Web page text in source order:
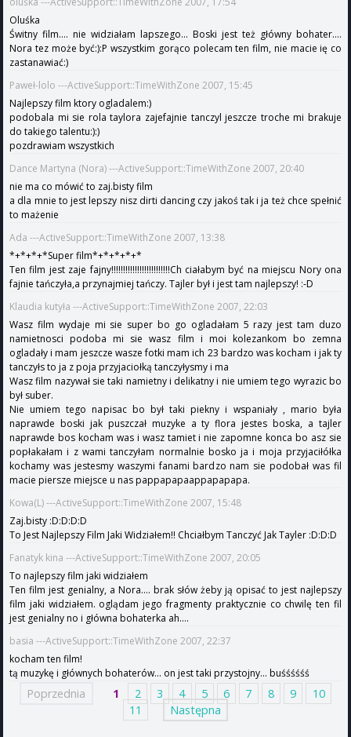
Oluśka
Świtny film.... nie widziałam lapszego... Boski jest też główny bohater....
Nora tez może być:):P wszystkim gorąco polecam ten film, nie macie ię co
zastanawiać:)
Paweł-lolo ---ActiveSupport::TimeWithZone 2007, 15:45
Najlepszy film ktory ogladalem:)
podobala mi sie rola taylora zajefajnie tanczyl jeszcze troche mi brakuje
do takiego talentu:):)
pozdrawiam wszystkich
Dance Martyna (Nora) ---ActiveSupport::TimeWithZone 2007, 20:40
nie ma co mówić to zaj.bisty film
a dla mnie to jest lepszy nisz dirti dancing czy jakoś tak i ja też chce spełnić
to mażenie
Ada ---ActiveSupport::TimeWithZone 2007, 13:38
*+*+*+*Super film*+*+*+*+*
Ten film jest zaje fajny!!!!!!!!!!!!!!!!!!!!!!!!!Ch ciałabym być na miejscu Nory ona
fajnie tańczyła,a przynajmiej tańczy. Tajler był i jest tam najlepszy! :-D
Klaudia kutyła ---ActiveSupport::TimeWithZone 2007, 22:03
Wasz film wydaje mi sie super bo go ogladałam 5 razy jest tam duzo
namietnosci podoba mi sie wasz film i moi kolezankom bo zemna
ogladały i mam jeszcze wasze fotki mam ich 23 bardzo was kocham i jak ty
tanczyłs to ja z poja przyjaciołką tanczyłysmy i ma
Wasz film nazywał sie taki namietny i delikatny i nie umiem tego wyrazic bo
był suber.
Nie umiem tego napisac bo był taki piekny i wspaniały , mario była
naprawde boski jak puszczał muzyke a ty flora jestes boska, a tajler
naprawde bos kocham was i wasz tamiet i nie zapomne konca bo asz sie
popłakałam i z wami tanczyłam normalnie bosko ja i moja przyjaciłółka
kochamy was jestesmy waszymi fanami bardzo nam sie podobał was fil
macie piersze miejsce u nas pappapapaappapapapa.
Kowa(L) ---ActiveSupport::TimeWithZone 2007, 15:48
Zaj.bisty :D:D:D:D
To Jest Najlepszy Film Jaki Widziałem!! Chciałbym Tanczyć Jak Tayler :D:D:D
Fanatyk kina ---ActiveSupport::TimeWithZone 2007, 20:05
To najlepszy film jaki widziałem
Ten film jest genialny, a Nora.... brak słów żeby ją opisać to jest najlepszy
film jaki widziałem. oglądam jego fragmenty praktycznie co chwilę ten fil
jest genialny no i główna bohaterka ah....
basia ---ActiveSupport::TimeWithZone 2007, 22:37
kocham ten film!
tą muzykę i głównych bohaterów... on jest taki przystojny... buśśśśśś
Poprzednia 1 2 3 4 5 6 7 8 9
10
11
Następna